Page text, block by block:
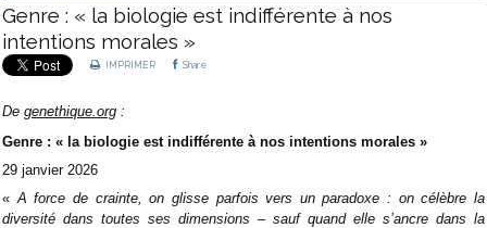
Genre : « la biologie est indifférente à nos
intentions morales »
IMPRIMER Share
De genethique.org :
Genre : « la biologie est indifférente à nos intentions morales »
29 janvier 2026
« A force de crainte, on glisse parfois vers un paradoxe : on célèbre la
diversité dans toutes ses dimensions – sauf quand elle s’ancre dans la